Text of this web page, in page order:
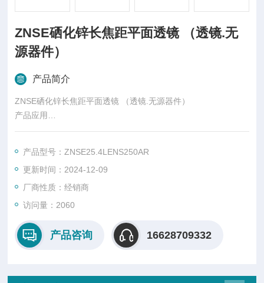
ZNSE硒化锌长焦距平面透镜 （透镜.无
源器件）
产品简介
ZNSE硒化锌长焦距平面透镜 （透镜.无源器件）
产品应用
深红外光谱分析
远红外激光传输
X射线检测
外延基片
产品型号：ZNSE25.4LENS250AR
更新时间：2024-12-09
厂商性质：经销商
访问量：2060
产品咨询 16628709332